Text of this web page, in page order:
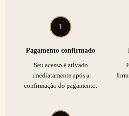
1
Pagamento confirmado
Seu acesso é ativado
imediatamente após a
confirmação do pagamento.